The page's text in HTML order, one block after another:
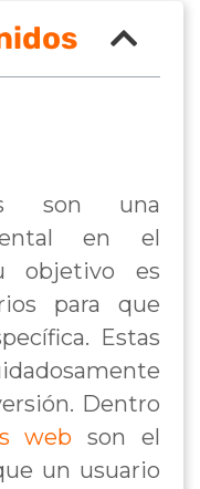
son una
en el
objetivo es
para que
Estas
Dentro
web son el
un usuario